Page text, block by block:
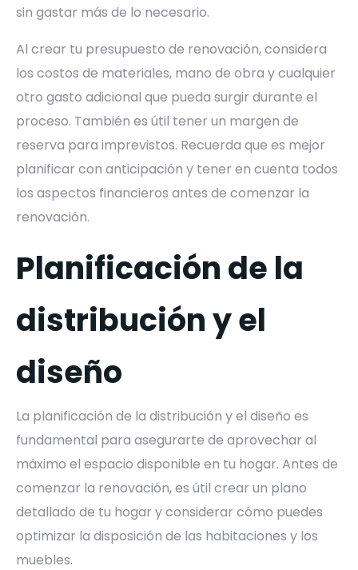
sin gastar más de lo necesario.
Al crear tu presupuesto de renovación, considera
los costos de materiales, mano de obra y cualquier
otro gasto adicional que pueda surgir durante el
proceso. También es útil tener un margen de
reserva para imprevistos. Recuerda que es mejor
planificar con anticipación y tener en cuenta todos
los aspectos financieros antes de comenzar la
renovación.
Planificación de la
distribución y el
diseño
La planificación de la distribución y el diseño es
fundamental para asegurarte de aprovechar al
máximo el espacio disponible en tu hogar. Antes de
comenzar la renovación, es útil crear un plano
detallado de tu hogar y considerar cómo puedes
optimizar la disposición de las habitaciones y los
muebles.